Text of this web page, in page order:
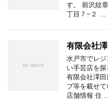
す。 前沢紋
丁目７−２ …
有限会社
水戸市でレ
い手芸店を探
有限会社澤
プ等を載せ
店舗情報 住 …